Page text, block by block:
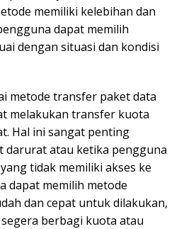
memiliki kelebihan dan
dapat memilih
dengan situasi dan kondisi
metode transfer paket data
melakukan transfer kuota
Hal ini sangat penting
darurat atau ketika pengguna
tidak memiliki akses ke
dapat memilih metode
dan cepat untuk dilakukan,
berbagi kuota atau